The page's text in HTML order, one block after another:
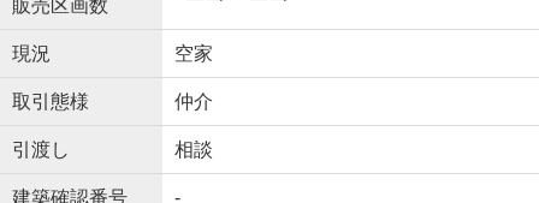
販売区画数
現況 空家
取引態様 仲介
引渡し 相談
建築確認番号 -